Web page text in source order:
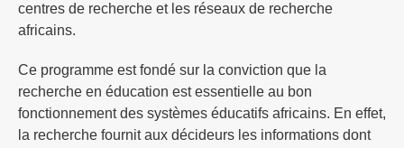
centres de recherche et les réseaux de recherche
africains.
Ce programme est fondé sur la conviction que la
recherche en éducation est essentielle au bon
fonctionnement des systèmes éducatifs africains. En effet,
la recherche fournit aux décideurs les informations dont